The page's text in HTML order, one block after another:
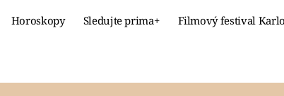
Horoskopy Sledujte prima+ Filmový festival